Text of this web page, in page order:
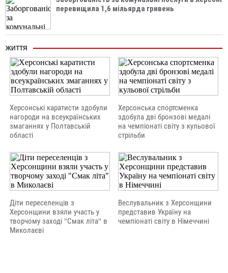
перевищила 1,6 мільярда гривень
ЖИТТЯ
Херсонські каратисти здобули
нагороди на всеукраїнських
змаганнях у Полтавській
області
Херсонська спортсменка
здобула дві бронзові медалі
на чемпіонаті світу з кульової
стрільби
Діти переселенців з
Херсонщини взяли участь у
творчому заході "Смак літа" в
Миколаєві
Веслувальник з Херсонщини
представив Україну на
чемпіонаті світу в Німеччині